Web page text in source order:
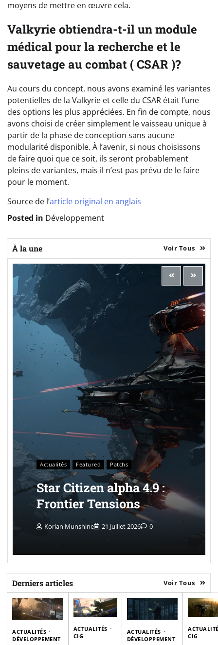
moyens de mettre en œuvre cela.
Valkyrie obtiendra-t-il un module
médical pour la recherche et le
sauvetage au combat ( CSAR )?
Au cours du concept, nous avons examiné les variantes
potentielles de la Valkyrie et celle du CSAR était l’une
des options les plus appréciées. En fin de compte, nous
avons choisi de créer simplement le vaisseau unique à
partir de la phase de conception sans aucune
modularité disponible. À l’avenir, si nous choisissons
de faire quoi que ce soit, ils seront probablement
pleins de variantes, mais il n’est pas prévu de le faire
pour le moment.
Source de l’article original en anglais
Posted in Développement
À la une Voir Tous
Actualités Featured Patchs
Star Citizen alpha 4.9 :
Frontier Tensions
Korian Munshine 21 Juillet 2026 0
Derniers articles Voir Tous
ACTUALITÉS
DÉVELOPPEMENT
ACTUALITÉS
CIG
ACTUALITÉS
DÉVELOPPEMENT
CIG